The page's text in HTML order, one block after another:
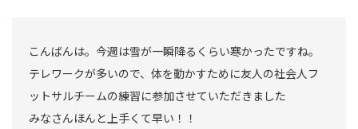
こんばんは。今週は雪が一瞬降るくらい寒かったですね。
テレワークが多いので、体を動かすために友人の社会人フ
ットサルチームの練習に参加させていただきました
みなさんほんと上手くて早い！！